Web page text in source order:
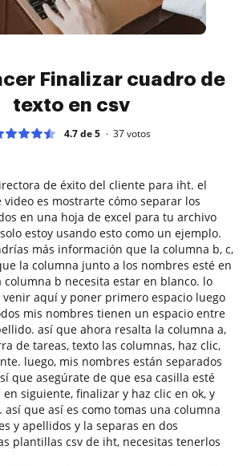
Finalizar cuadro de
texto en csv
4.7 de 5 37votos
de éxito del cliente para iht. el
es mostrarte cómo separar los
en una hoja de excel para tu archivo
estoy usando esto como un ejemplo.
más información que la columna b, c,
la columna junto a los nombres esté en
columna b necesita estar en blanco. lo
aquí y poner primero espacio luego
mis nombres tienen un espacio entre
así que ahora resalta la columna a,
de tareas, texto las columnas, haz clic,
luego, mis nombres están separados
que asegúrate de que esa casilla esté
en siguiente, finalizar y haz clic en ok, y
así que así es como tomas una columna
y apellidos y la separas en dos
plantillas csv de iht, necesitas tenerlos